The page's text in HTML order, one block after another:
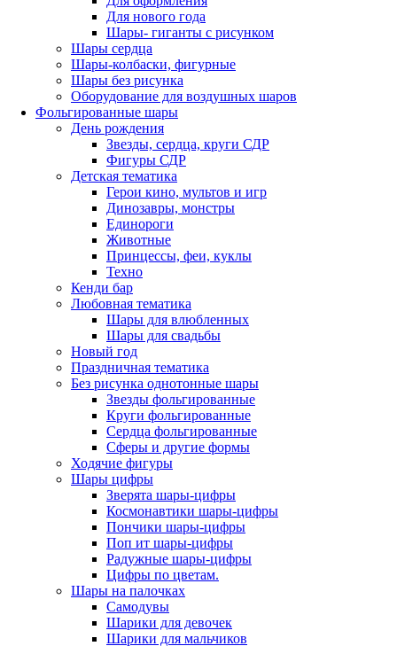
Для нового года
Шары- гиганты с рисунком
Шары сердца
Шары-колбаски, фигурные
Шары без рисунка
Оборудование для воздушных шаров
Фольгированные шары
День рождения
Звезды, сердца, круги СДР
Фигуры СДР
Детская тематика
Герои кино, мультов и игр
Динозавры, монстры
Единороги
Животные
Принцессы, феи, куклы
Техно
Кенди бар
Любовная тематика
Шары для влюбленных
Шары для свадьбы
Новый год
Праздничная тематика
Без рисунка однотонные шары
Звезды фольгированные
Круги фольгированные
Сердца фольгированные
Сферы и другие формы
Ходячие фигуры
Шары цифры
Зверята шары-цифры
Космонавтики шары-цифры
Пончики шары-цифры
Поп ит шары-цифры
Радужные шары-цифры
Цифры по цветам.
Шары на палочках
Самодувы
Шарики для девочек
Шарики для мальчиков